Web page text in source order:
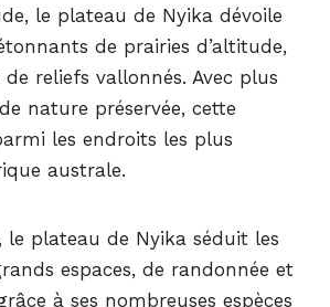
le plateau de Nyika dévoile
de prairies d’altitude,
reliefs vallonnés. Avec plus
nature préservée, cette
les endroits les plus
australe.
le plateau de Nyika séduit les
espaces, de randonnée et
à ses nombreuses espèces